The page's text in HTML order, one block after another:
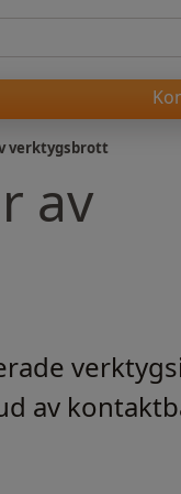
verktygsbrott
av
av